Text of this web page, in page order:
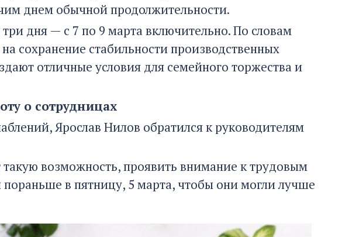
днем обычной продолжительности.
дня — с 7 по 9 марта включительно. По словам
сохранение стабильности производственных
отличные условия для семейного торжества и
о сотрудницах
Ярослав Нилов обратился к руководителям
возможность, проявить внимание к трудовым
в пятницу, 5 марта, чтобы они могли лучше